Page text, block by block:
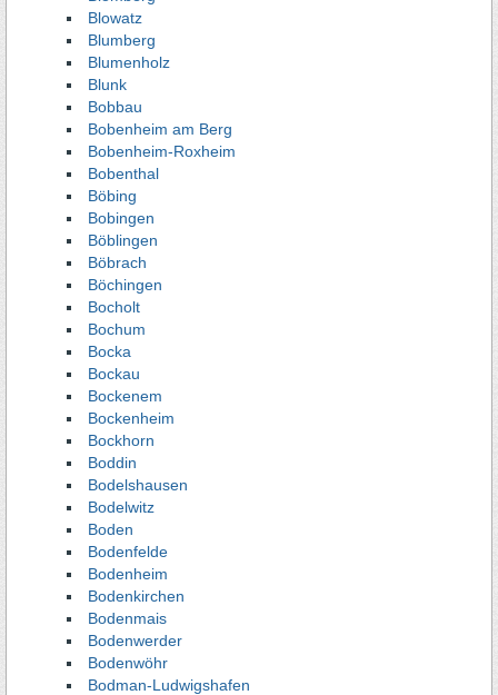
Blowatz
Blumberg
Blumenholz
Blunk
Bobbau
Bobenheim am Berg
Bobenheim-Roxheim
Bobenthal
Böbing
Bobingen
Böblingen
Böbrach
Böchingen
Bocholt
Bochum
Bocka
Bockau
Bockenem
Bockenheim
Bockhorn
Boddin
Bodelshausen
Bodelwitz
Boden
Bodenfelde
Bodenheim
Bodenkirchen
Bodenmais
Bodenwerder
Bodenwöhr
Bodman-Ludwigshafen